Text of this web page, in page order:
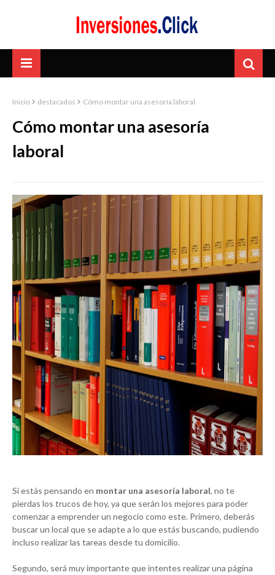
Inicio destacados Cómo montar una asesoría laboral
Cómo montar una asesoría
laboral
Si estás pensando en montar una asesoría laboral, no te
pierdas los trucos de hoy, ya que serán los mejores para poder
comenzar a emprender un negocio como este. Primero, deberás
buscar un local que se adapte a lo que estás buscando, pudiendo
incluso realizar las tareas desde tu domicilio.
Segundo, será muy importante que intentes realizar una página